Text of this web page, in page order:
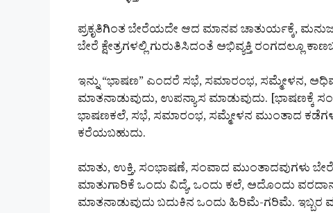
ಪ್ರಕೃತಿಗಿಂತ ಬೇರೆಯದೇ ಆದ ಮಾನವ ಚಾತುರ್ಯಕ್ಕೆ,
ಬೇರೆ ಕ್ಷೇತ್ರಗಳಲ್ಲಿ ಗುರುತಿಸಿದಂತೆ ಅಭಿವ್ಯಕ್ತಿ ರಂಗದಲ್ಲೂ
ಇನ್ನು “ಭಾಷಣ” ಎಂದರೆ ಸಭೆ, ಸಮಾರಂಭ, ಸಮ್ಮೇಳನ,
ಮಾತನಾಡುವುದು, ಉಪನ್ಯಾಸ ಮಾಡುವುದು. [ಭಾಷಣಕ್ಕೆ
ಭಾಷಣಕಲೆ, ಸಭೆ, ಸಮಾರಂಭ, ಸಮ್ಮೇಳನ ಮುಂತಾದ
ಕರೆಯಬಹುದು.
ಮಾತು, ಉಕ್ತಿ, ಸಂಭಾಷಣೆ, ಸಂವಾದ ಮುಂತಾದವುಗಳು
ಮಾತುಗಾರಿಕೆ ಒಂದು ವಿದ್ಯೆ, ಒಂದು ಕಲೆ, ಅದೊಂದು
ಮಾತನಾಡುವುದು ಬದುಕಿನ ಒಂದು ಹಿರಿಮೆ-ಗರಿಮೆ. ಇಬ್ಬರ